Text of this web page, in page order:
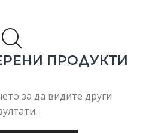
ПРОДУКТИ
за да видите други